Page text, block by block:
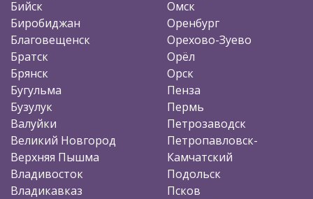
Бийск
Биробиджан
Благовещенск
Братск
Брянск
Бугульма
Бузулук
Валуйки
Великий Новгород
Верхняя Пышма
Владивосток
Владикавказ
Омск
Оренбург
Орехово-Зуево
Орёл
Орск
Пенза
Пермь
Петрозаводск
Петропавловск-
Камчатский
Подольск
Псков